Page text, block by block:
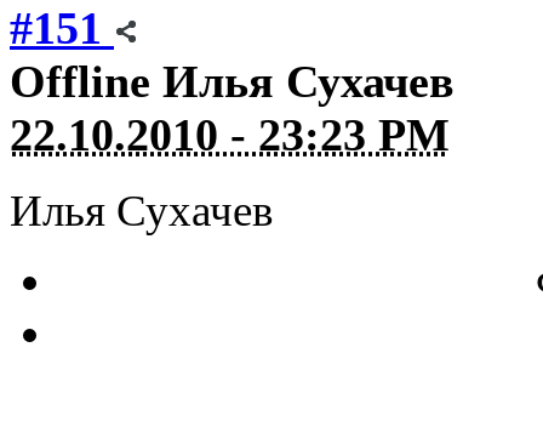
#151
Offline Илья Сухачев
22.10.2010 - 23:23 PM
Илья Сухачев